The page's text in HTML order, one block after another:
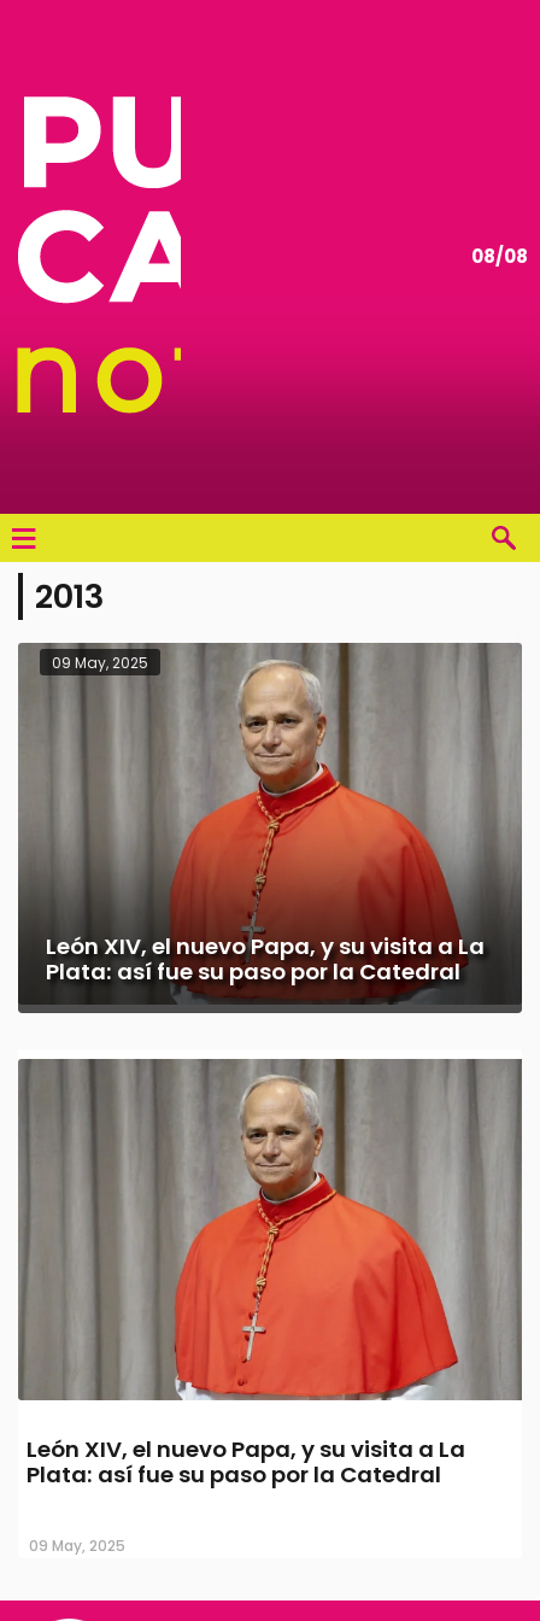
08/08
≡
2013
09 May, 2025
León XIV, el nuevo Papa, y su visita a La
Plata: así fue su paso por la Catedral
León XIV, el nuevo Papa, y su visita a La
Plata: así fue su paso por la Catedral
09 May, 2025